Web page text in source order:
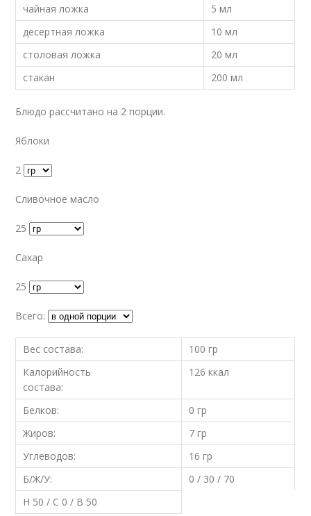
чайная ложка
5 мл
десертная ложка
10 мл
столовая ложка
20 мл
стакан
200 мл
Блюдо рассчитано на 2 порции.
Яблоки
2
Сливочное масло
25
Сахар
25
Всего:
Вес состава:
100 гр
Калорийность
состава:
126 ккал
Белков:
0 гр
Жиров:
7 гр
Углеводов:
16 гр
Б/Ж/У:
0 / 30 / 70
Н 50 / С 0 / В 50